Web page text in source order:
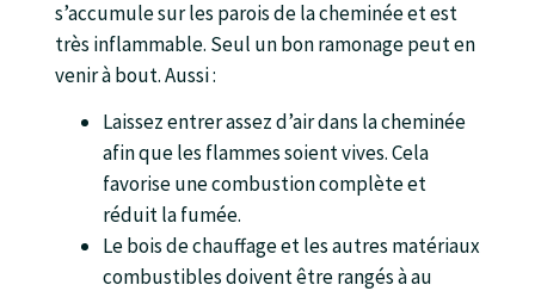
s’accumule sur les parois de la cheminée et est
très inflammable. Seul un bon ramonage peut en
venir à bout. Aussi :
Laissez entrer assez d’air dans la cheminée
afin que les flammes soient vives. Cela
favorise une combustion complète et
réduit la fumée.
Le bois de chauffage et les autres matériaux
combustibles doivent être rangés à au